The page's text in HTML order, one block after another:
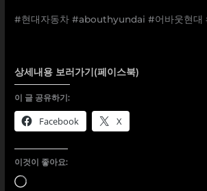
#현대자동차 #abouthyundai #어바웃현대
상세내용 보러가기(페이스북)
이 글 공유하기:
Facebook X
이것이 좋아요:
로